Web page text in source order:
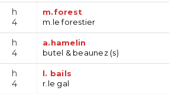
h
4
m.forest
m.le forestier
h
4
a.hamelin
butel & beaunez (s)
h
4
l. bails
r.le gal